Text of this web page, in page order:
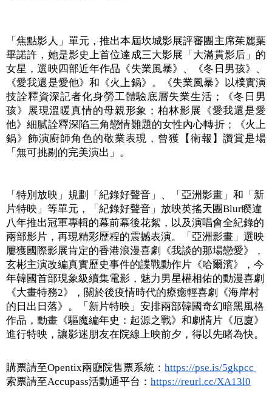
「焦點影人」單元，推出本屆坎城影展評審團主席茱麗葉
畢諾許，她是影史上首位達成三大影展「大滿貫影后」的
女星，選映四部近年作品《失業風暴》、《冬日男孩》、
《愛我還是愛他》和《火上鍋》。《失業風暴》以樸實演
技詮釋資深記者化身勞工體驗底層失業生活；《冬日男
孩》展現溫暖真情的母親形象；柏林影展《愛我還是愛
他》細膩詮釋深陷三角戀情難題的女性內心轉折；《火上
鍋》飾演廚師角色的敬業表現，曾獲【衛報】讚賞是場
「無可挑剔的完美演出」。
「特別放映」規劃「紀錄好聲音」、「亞洲影畫」和「新
片特映」等單元，「紀錄好聲音」放映英搖天團Blur睽違
八年推出冠軍專輯的幕前幕後花絮，以及演唱會全紀錄的
兩部影片，再現精彩歷程的震撼表演。「亞洲影畫」選映
屢獲國際影展肯定的香港浪漫喜劇《我談的那場戀愛》，
玄彬主演改編真實歷史事件的諜戰動作片《哈爾濱》，今
年韓國首部現象級續集電影，魅力男星權相佑的動漫喜劇
《大畫特務2》，關於後疫情時代的療癒輕喜劇《海岸村
的日出日落》。「新片特映」安排兩部韓國奇幻暗黑風格
作品，動畫《驅魔編年史：起源之戰》和劇情片《厄廈》
進行特映，讓影迷朋友在院線上映前夕，得以先睹為快。
購票請至Opentix兩廳院售票系統： https://pse.is/5gkpcc
索票請至Accupass活動通平台： https://reurl.cc/XA13l0